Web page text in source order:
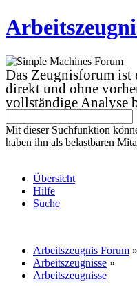
Das Zeugnisforum ist
direkt und ohne
vollständige Analyse
Mit dieser Suchfunktion
haben ihn als belastbaren
Übersicht
Hilfe
Suche
Arbeitszeugnis Forum »
Arbeitszeugnisse »
Arbeitszeugnisse